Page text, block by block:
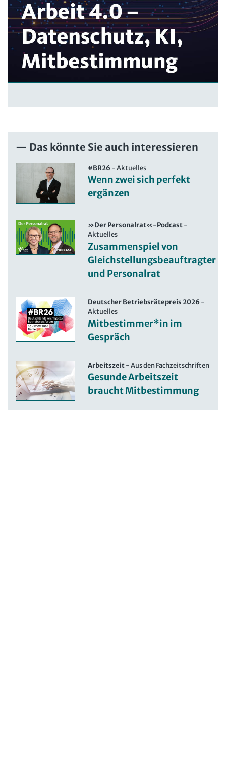
Das könnte Sie auch interessieren
#BR26-Aktuelles
Wenn zwei sich perfekt
ergänzen
»Der Personalrat«-Podcast-
Aktuelles
Zusammenspiel von
Gleichstellungsbeauftragter
und Personalrat
Deutscher Betriebsrätepreis 2026-
Aktuelles
Mitbestimmer*in im
Gespräch
Arbeitszeit-Aus den Fachzeitschriften
Gesunde Arbeitszeit
braucht Mitbestimmung